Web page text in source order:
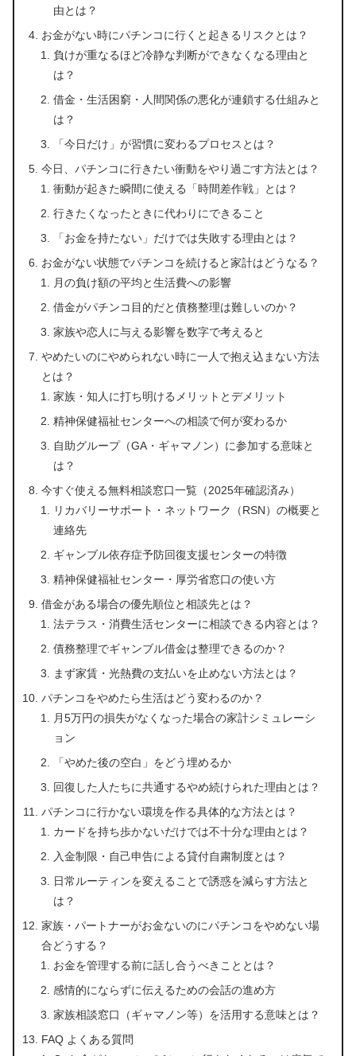
由とは？
お金がない時にパチンコに行くと起きるリスクとは？
負けが重なるほど冷静な判断ができなくなる理由と
は？
借金・生活困窮・人間関係の悪化が連鎖する仕組みと
は？
「今日だけ」が習慣に変わるプロセスとは？
今日、パチンコに行きたい衝動をやり過ごす方法とは？
衝動が起きた瞬間に使える「時間差作戦」とは？
行きたくなったときに代わりにできること
「お金を持たない」だけでは失敗する理由とは？
お金がない状態でパチンコを続けると家計はどうなる？
月の負け額の平均と生活費への影響
借金がパチンコ目的だと債務整理は難しいのか？
家族や恋人に与える影響を数字で考えると
やめたいのにやめられない時に一人で抱え込まない方法
とは？
家族・知人に打ち明けるメリットとデメリット
精神保健福祉センターへの相談で何が変わるか
自助グループ（GA・ギャマノン）に参加する意味と
は？
今すぐ使える無料相談窓口一覧（2025年確認済み）
リカバリーサポート・ネットワーク（RSN）の概要と
連絡先
ギャンブル依存症予防回復支援センターの特徴
精神保健福祉センター・厚労省窓口の使い方
借金がある場合の優先順位と相談先とは？
法テラス・消費生活センターに相談できる内容とは？
債務整理でギャンブル借金は整理できるのか？
まず家賃・光熱費の支払いを止めない方法とは？
パチンコをやめたら生活はどう変わるのか？
月5万円の損失がなくなった場合の家計シミュレーシ
ョン
「やめた後の空白」をどう埋めるか
回復した人たちに共通するやめ続けられた理由とは？
パチンコに行かない環境を作る具体的な方法とは？
カードを持ち歩かないだけでは不十分な理由とは？
入金制限・自己申告による貸付自粛制度とは？
日常ルーティンを変えることで誘惑を減らす方法と
は？
家族・パートナーがお金ないのにパチンコをやめない場
合どうする？
お金を管理する前に話し合うべきこととは？
感情的にならずに伝えるための会話の進め方
家族相談窓口（ギャマノン等）を活用する意味とは？
FAQ よくある質問